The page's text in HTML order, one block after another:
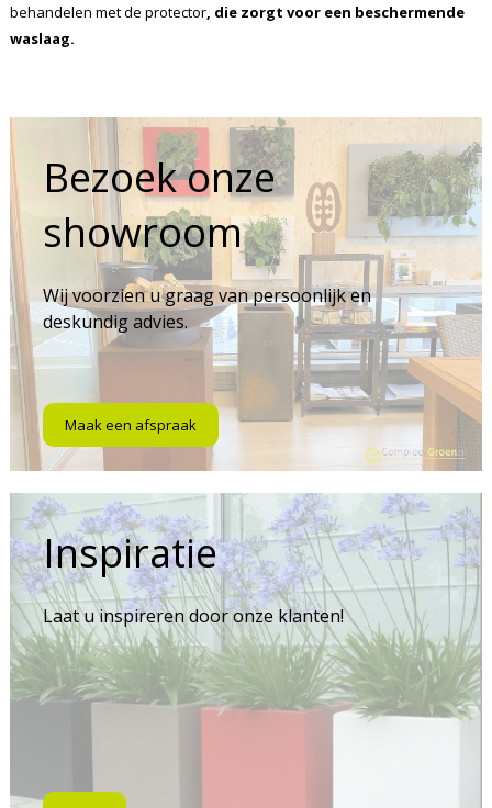
behandelen met de protector, die zorgt voor een beschermende
waslaag.
Bezoek onze
showroom
Wij voorzien u graag van persoonlijk en
deskundig advies.
Maak een afspraak
Inspiratie
Laat u inspireren door onze klanten!